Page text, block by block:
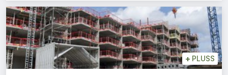
+ PLUSS